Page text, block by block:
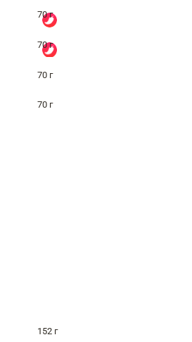
70 г
70 г
70 г
70 г
152 г